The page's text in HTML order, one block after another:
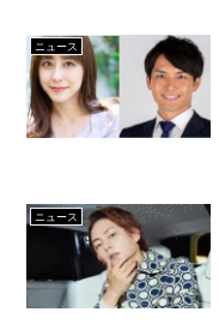
ニュース
ニュース